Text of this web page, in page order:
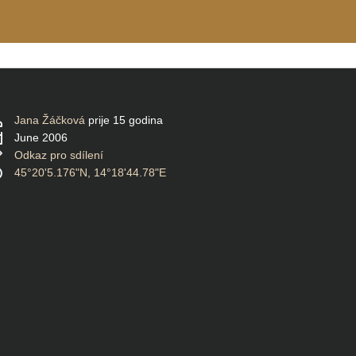
Jana Žáčková prije 15 godina
June 2006
Odkaz pro sdílení
45°20'5.176"N, 14°18'44.78"E